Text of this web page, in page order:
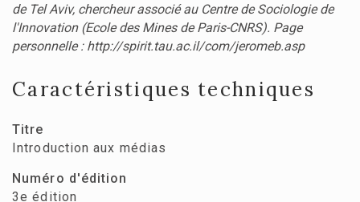
de Tel Aviv, chercheur associé au Centre de Sociologie de
l'Innovation (Ecole des Mines de Paris-CNRS). Page
personnelle : http://spirit.tau.ac.il/com/jeromeb.asp
Caractéristiques techniques
Titre
Introduction aux médias
Numéro d'édition
3e édition